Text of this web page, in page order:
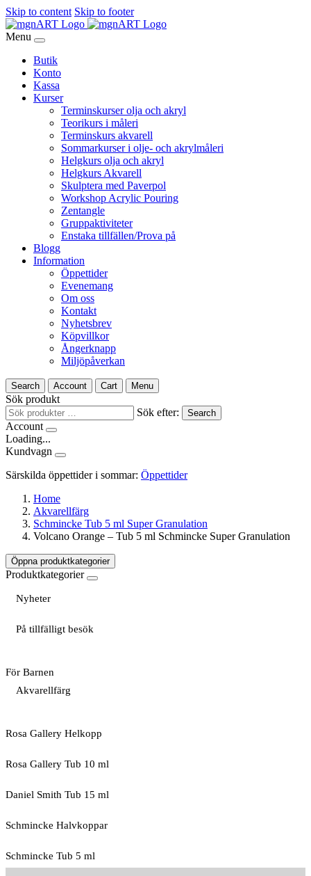
Skip to content Skip to footer
Menu
Butik
Konto
Kassa
Kurser
Terminskurser olja och akryl
Teorikurs i måleri
Terminskurs akvarell
Sommarkurser i olje- och akrylmåleri
Helgkurs olja och akryl
Helgkurs Akvarell
Skulptera med Paverpol
Workshop Acrylic Pouring
Zentangle
Gruppaktiviteter
Enstaka tillfällen/Prova på
Blogg
Information
Öppettider
Evenemang
Om oss
Kontakt
Nyhetsbrev
Köpvillkor
Ångerknapp
Miljöpåverkan
Search Account Cart Menu
Sök produkt
Sök efter:
Search
Account
Loading...
Kundvagn
Särskilda öppettider i sommar: Öppettider
Home
Akvarellfärg
Schmincke Tub 5 ml Super Granulation
Volcano Orange – Tub 5 ml Schmincke Super Granulation
Öppna produktkategorier
Produktkategorier
Nyheter
På tillfälligt besök
För Barnen
Akvarellfärg
Rosa Gallery Helkopp
Rosa Gallery Tub 10 ml
Daniel Smith Tub 15 ml
Schmincke Halvkoppar
Schmincke Tub 5 ml